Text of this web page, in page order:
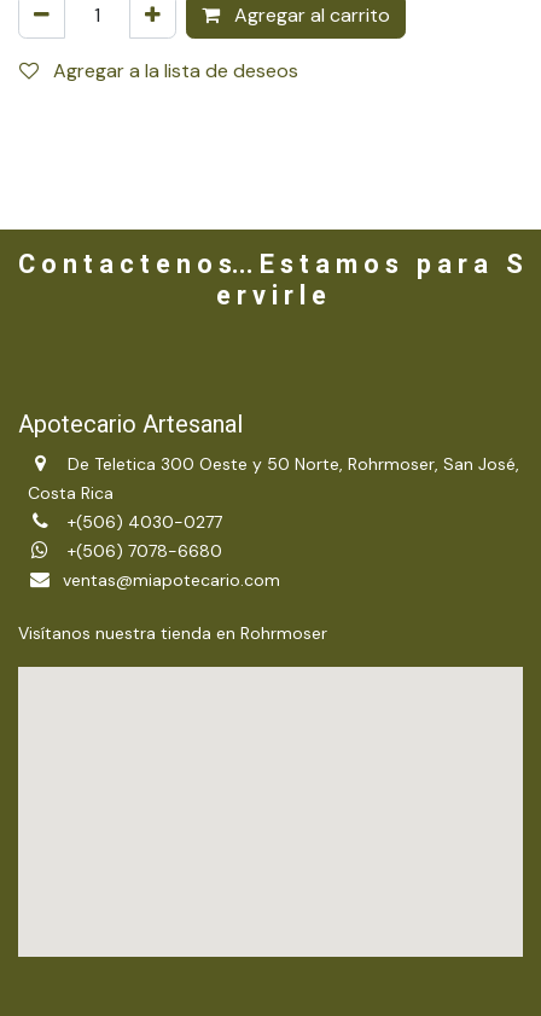
Agregar al carrito
Agregar a la lista de deseos
C o n t a c t e n o s... E s t a m o s p a r a S
e r v i r l e
Apotecario Artesanal
De Teletica 300 Oeste y 50 Norte, Rohrmoser, San José,
Costa Rica
+(506) 4030-0277
+(506) 7078-6680
ventas@miapotecario.com
Visítanos nuestra tienda en Rohrmoser